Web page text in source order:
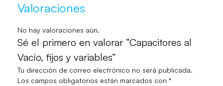
Valoraciones
No hay valoraciones aún.
Sé el primero en valorar “Capacitores al
Vacío, fijos y variables”
Tu dirección de correo electrónico no será publicada.
Los campos obligatorios están marcados con *